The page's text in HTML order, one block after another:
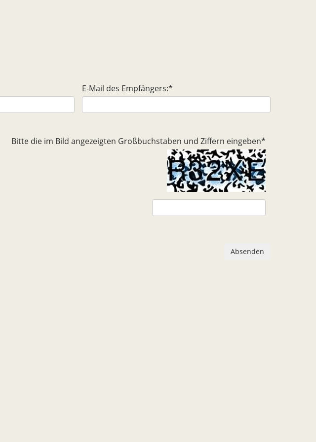
E-Mail des Empfängers:*
Bitte die im Bild angezeigten Großbuchstaben und Ziffern eingeben*
Absenden